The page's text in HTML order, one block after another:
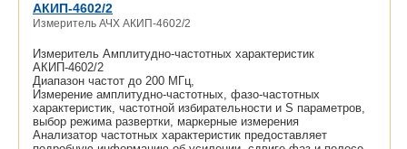
АКИП-4602/2
Измеритель АЧХ АКИП-4602/2
Измеритель Амплитудно-частотных характеристик
АКИП-4602/2
Диапазон частот до 200 МГц,
Измерение амплитудно-частотных, фазо-частотных
характеристик, частотной избирательности и S параметров,
выбор режима развертки, маркерные измерения
Анализатор частотных характеристик предоставляет